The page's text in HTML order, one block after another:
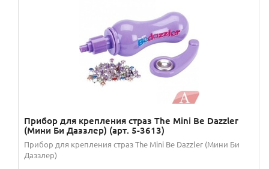
Прибор для крепления страз The Mini Be Dazzler
(Мини Би Даззлер) (арт. 5-3613)
Прибор для крепления страз The Mini Be Dazzler (Мини Би
Даззлер)